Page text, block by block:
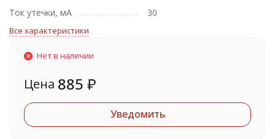
Ток утечки, мА
30
Все характеристики
Нет в наличии
Цена 885 ₽
Уведомить